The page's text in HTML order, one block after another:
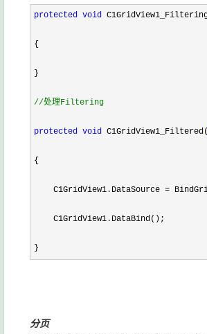
protected void
{
}
//处理Filtering
protected void C1GridView1_Filtered(
{
    C1GridView1.DataSource
=
    C1GridView1.DataBind();
}
分页